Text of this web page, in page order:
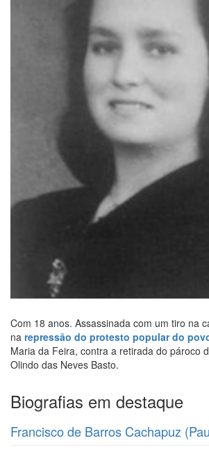
Com 18 anos. Assassinada com um tiro na
na repressão do protesto popular do
Maria da Feira, contra a retirada do pároco
Olindo das Neves Basto.
Biografias em destaque
Francisco de Barros Cachapuz